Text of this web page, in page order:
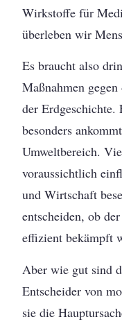
Wirkstoffe für
überleben wir
Es braucht also
Maßnahmen gegen
der Erdgeschichte.
besonders
Umweltbereich.
voraussichtlich
und Wirtschaft
entscheiden, ob
effizient bekämpft
Aber wie gut sind
Entscheider von
sie die